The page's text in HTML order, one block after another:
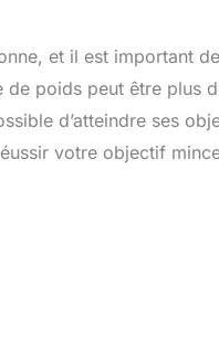
et il est important
poids peut être plus
d’atteindre ses
votre objectif